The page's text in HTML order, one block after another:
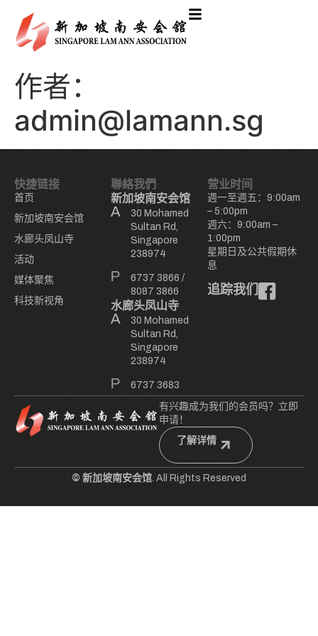
作者：
admin@lamann.sg
快捷链接
首页
新加坡南安会馆
水廊头凤山寺
活动
媒体聚焦
科技新视角
聯絡我們
新加坡南安会馆
30 Mohamed
Sultan Rd,
Singapore
238974
6737 3866 /
8087 3866
水廊头凤山寺
30 Mohamed
Sultan Rd,
Singapore
238974
6737 3683
营业时间
週一至週五：9:00am
– 5:00pm
週六：9:00am –
1:00pm
星期日及公共假期休
息
追踪我们
有兴趣成为我们的会员吗？立即
申请！
了解详情
© 新加坡南安会馆. All Rights Reserved